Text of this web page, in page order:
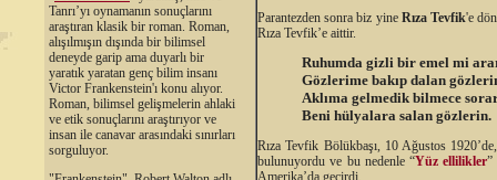
Tanrı’yı oynamanın sonuçlarını
araştıran klasik bir roman. Roman,
alışılmışın dışında bir bilimsel
deneyde garip ama duyarlı bir
yaratık yaratan genç bilim insanı
Victor Frankenstein'ı konu alıyor.
Roman, bilimsel gelişmelerin ahlaki
ve etik sonuçlarını araştırıyor ve
insan ile canavar arasındaki sınırları
sorguluyor.
Parantezden sonra biz yine Rıza Tevfik'e
Rıza Tevfik’e aittir.
Ruhumda gizli bir emel mi
Gözlerime bakıp dalan
Aklıma gelmedik bilmece
Beni hülyalara salan gözlerin.
Rıza Tevfik Bölükbaşı, 10 Ağustos
bulunuyordu ve bu nedenle “Yüz ellilikler”